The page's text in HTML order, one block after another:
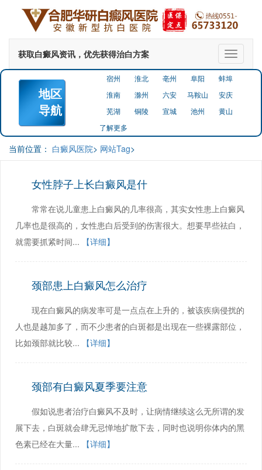
获取白癜风资讯，优先获得治白方案
切
换
导
航
地区
导航
宿州 淮北 亳州 阜阳
蚌埠
淮南
滁州 六安 马鞍山
安庆
芜湖
铜陵 宣城 池州
黄山
了解更多
当前位置： 白癜风医院> 网站Tag>
女性脖子上长白癜风是什
常常在说儿童患上白癜风的几率很高，其实女性患上白癜风
几率也是很高的，女性患白后受到的伤害很大。想要早些祛白，
就需要抓紧时间...
【详细】
颈部患上白癜风怎么治疗
现在白癜风的病发率可是一点点在上升的，被该疾病侵扰的
人也是越加多了，而不少患者的白斑都是出现在一些裸露部位，
比如颈部就比较...
【详细】
颈部有白癜风夏季要注意
假如说患者治疗白癜风不及时，让病情继续这么无所谓的发
展下去，白斑就会肆无忌惮地扩散下去，同时也说明你体内的黑
色素已经在大量...
【详细】